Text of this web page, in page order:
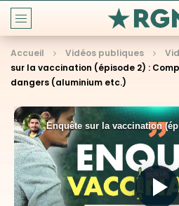
Accueil Vidéos publiques
sur la vaccination (épisode 2) :
dangers (aluminium etc.)